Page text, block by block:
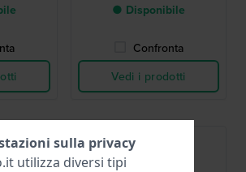
● Disponibile
Confronta
Vedi i prodotti
sulla privacy
utilizza diversi tipi